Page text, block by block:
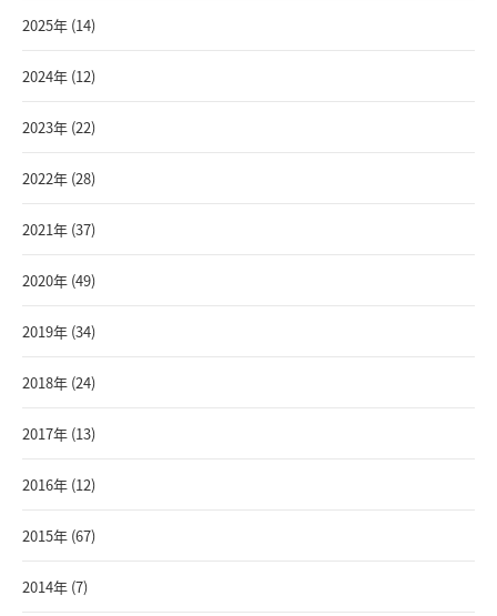
2025年 (14)
2024年 (12)
2023年 (22)
2022年 (28)
2021年 (37)
2020年 (49)
2019年 (34)
2018年 (24)
2017年 (13)
2016年 (12)
2015年 (67)
2014年 (7)